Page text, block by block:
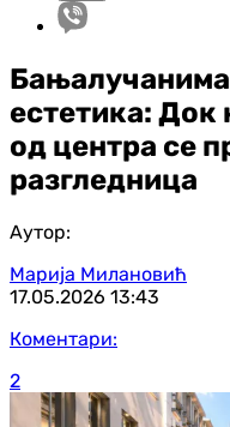
естетика: Док
од центра се
разгледница
Аутор:
Марија Милановић
17.05.2026 13:43
Коментари:
2